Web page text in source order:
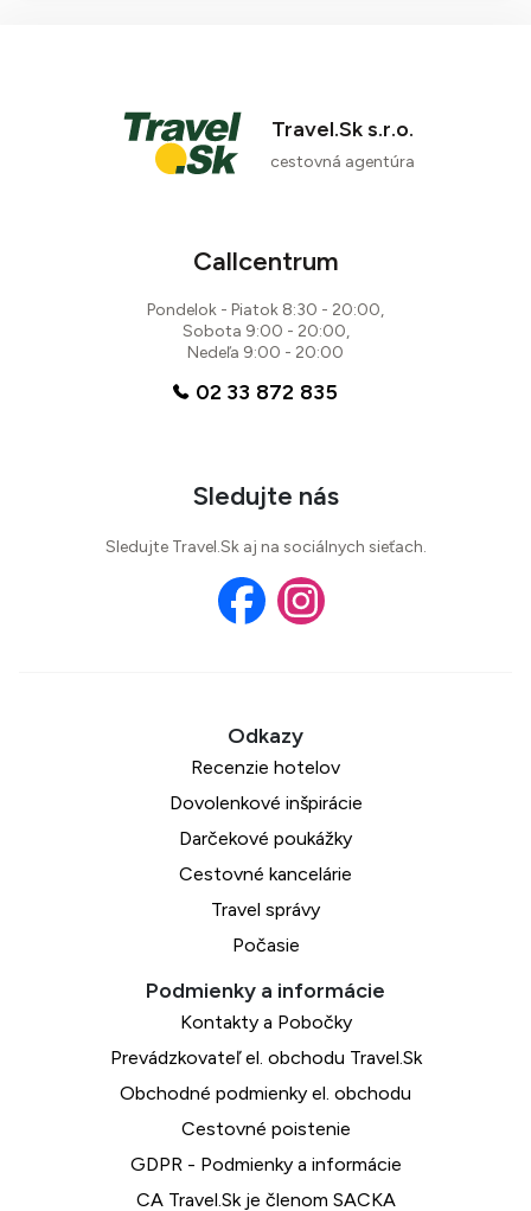
Travel.Sk s.r.o.
cestovná agentúra
Callcentrum
Pondelok - Piatok 8:30 - 20:00,
Sobota 9:00 - 20:00,
Nedeľa 9:00 - 20:00
02 33 872 835
Sledujte nás
Sledujte Travel.Sk aj na sociálnych sieťach.
Recenzie hotelov
Dovolenkové inšpirácie
Darčekové poukážky
Cestovné kancelárie
Travel správy
Počasie
Kontakty a Pobočky
Prevádzkovateľ el. obchodu Travel.Sk
Obchodné podmienky el. obchodu
Cestovné poistenie
GDPR - Podmienky a informácie
CA Travel.Sk je členom SACKA